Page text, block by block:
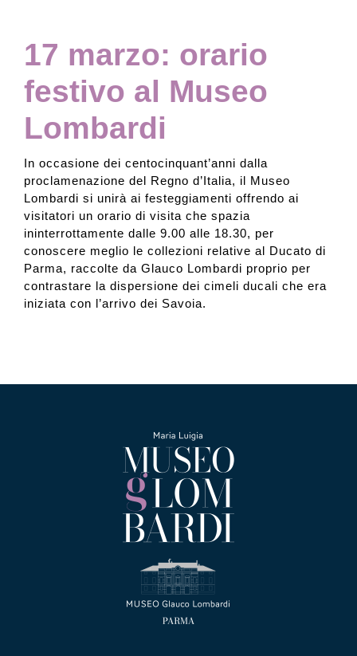
Dona
English
17 marzo: orario
festivo al Museo
Lombardi
In occasione dei centocinquant’anni dalla
proclamenazione del Regno d’Italia, il Museo
Lombardi si unirà ai festeggiamenti offrendo ai
visitatori un orario di visita che spazia
ininterrottamente dalle 9.00 alle 18.30, per
conoscere meglio le collezioni relative al Ducato di
Parma, raccolte da Glauco Lombardi proprio per
contrastare la dispersione dei cimeli ducali che era
iniziata con l’arrivo dei Savoia.